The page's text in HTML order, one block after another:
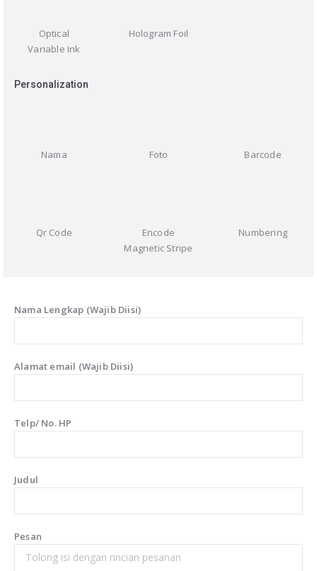
Optical
Variable Ink
Hologram Foil
Personalization
Nama Foto Barcode
Qr Code
Encode
Magnetic Stripe
Numbering
Nama Lengkap (Wajib Diisi)
Alamat email (Wajib Diisi)
Telp/ No. HP
Judul
Pesan